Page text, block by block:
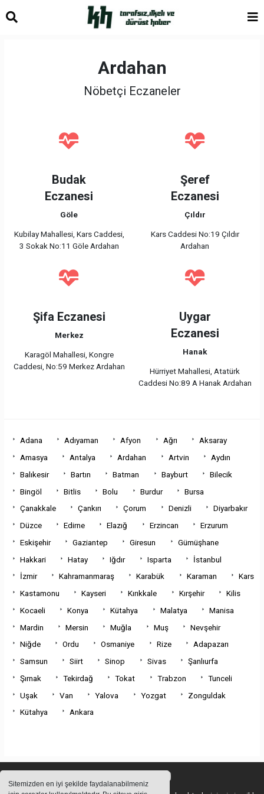
Sitemizden en iyi şekilde faydalanabilmeniz
Ardahan
Nöbetçi Eczaneler
Budak
Eczanesi
Göle
Kubilay Mahallesi, Kars Caddesi,
3 Sokak No:11 Göle Ardahan
Şeref
Eczanesi
Çıldır
Kars Caddesi No:19 Çıldır
Ardahan
Şifa Eczanesi
Merkez
Karagöl Mahallesi, Kongre
Caddesi, No:59 Merkez Ardahan
Uygar
Eczanesi
Hanak
Hürriyet Mahallesi, Atatürk
Caddesi No:89 A Hanak Ardahan
Adana Adıyaman Afyon Ağrı
Aksaray
Amasya
Antalya Ardahan Artvin
Aydın
Balıkesir
Bartın Batman Bayburt
Bilecik
Bingöl
Bitlis Bolu Burdur
Bursa
Çanakkale
Çankırı Çorum Denizli
Diyarbakır
Düzce
Edirne Elazığ Erzincan
Erzurum
Eskişehir
Gaziantep Giresun
Gümüşhane
Hakkari
Hatay Iğdır Isparta
İstanbul
İzmir
Kahramanmaraş Karabük Karaman
Kars
Kastamonu
Kayseri Kırıkkale Kırşehir
Kilis
Kocaeli
Konya Kütahya Malatya
Manisa
Mardin
Mersin Muğla Muş
Nevşehir
Niğde
Ordu Osmaniye Rize
Adapazarı
Samsun
Siirt Sinop Sivas
Şanlıurfa
Şırnak
Tekirdağ Tokat Trabzon
Tunceli
Uşak
Van Yalova Yozgat
Zonguldak
Kütahya
Ankara